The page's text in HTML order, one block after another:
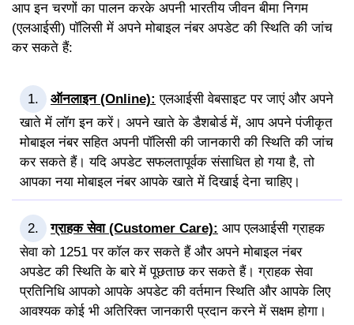
आप इन चरणों का पालन करके अपनी भारतीय जीवन बीमा निगम
(एलआईसी) पॉलिसी में अपने मोबाइल नंबर अपडेट की स्थिति की जांच
कर सकते हैं:
ऑनलाइन (Online): एलआईसी वेबसाइट पर जाएं और अपने
खाते में लॉग इन करें। अपने खाते के डैशबोर्ड में, आप अपने पंजीकृत
मोबाइल नंबर सहित अपनी पॉलिसी की जानकारी की स्थिति की जांच
कर सकते हैं। यदि अपडेट सफलतापूर्वक संसाधित हो गया है, तो
आपका नया मोबाइल नंबर आपके खाते में दिखाई देना चाहिए।
ग्राहक सेवा (Customer Care): आप एलआईसी ग्राहक
सेवा को 1251 पर कॉल कर सकते हैं और अपने मोबाइल नंबर
अपडेट की स्थिति के बारे में पूछताछ कर सकते हैं। ग्राहक सेवा
प्रतिनिधि आपको आपके अपडेट की वर्तमान स्थिति और आपके लिए
आवश्यक कोई भी अतिरिक्त जानकारी प्रदान करने में सक्षम होगा।